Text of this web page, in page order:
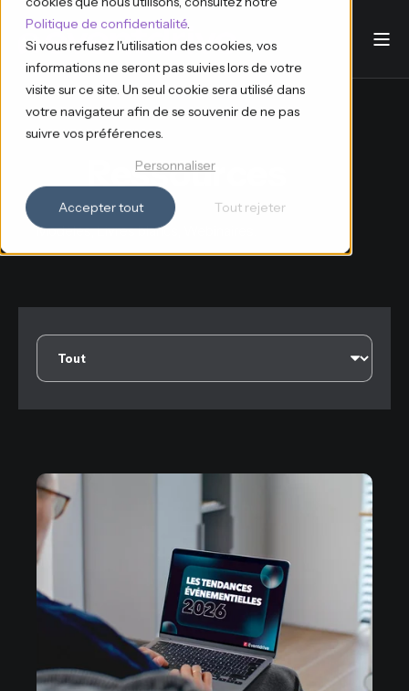
Politique de confidentialité.
Si vous refusez l'utilisation des cookies, vos
informations ne seront pas suivies lors de votre
visite sur ce site. Un seul cookie sera utilisé dans
votre navigateur afin de se souvenir de ne pas
suivre vos préférences.
Personnaliser
Accepter tout Tout rejeter
Ressources
Modèles, Livres blancs, Webinaires.